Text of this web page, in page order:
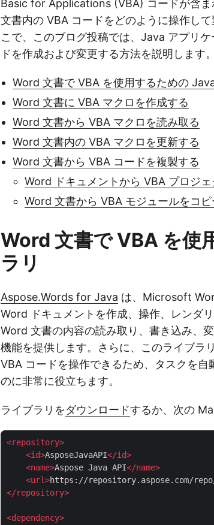
Basic for Applications (VBA) コードが含
文書内の VBA コードをどのように操作し
こで、このブログ投稿では、Java アプリ
ドを作成および変更する方法を説明します。
Word 文書で VBA を使用するための
Word 文書に VBA マクロを作成する
Word 文書から VBA マクロを読み取る
Word 文書内の VBA マクロを更新する
Word 文書から VBA コードを複製する
Word ドキュメントから VBA プロジ
Word 文書から VBA モジュールをコピ
Word 文書で VBA を使
ラリ
Aspose.Words for Java は、Microsoft
Word ドキュメントを作成、操作、レンダ
Word 文書の内容の読み取り、書き込み、
機能を提供します。さらに、このライブラ
VBA コードを操作できるため、タスクを
のに非常に役立ちます。
ライブラリをダウンロードするか、次の
<repository>
<id>AsposeJavaAPI</id>
<name>Aspose Java API</name>
<url>https://repository.aspose.com/
</repository>
<dependency>